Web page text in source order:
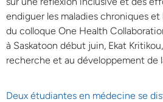
endiguer les maladies chroniques
du colloque One Health
à Saskatoon début juin, Ekat
recherche et au développement de
Deux étudiantes en médecine se